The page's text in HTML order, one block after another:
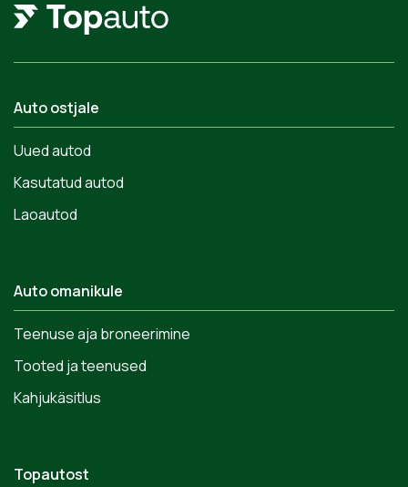
Auto ostjale
Uued autod
Kasutatud autod
Laoautod
Auto omanikule
Teenuse aja broneerimine
Tooted ja teenused
Kahjukäsitlus
Topautost